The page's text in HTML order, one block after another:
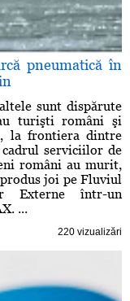
pneumatică în
sunt dispărute
turişti români şi
la frontiera dintre
serviciilor de
români au murit,
joi pe Fluviul
Externe într-un
...
220 vizualizări